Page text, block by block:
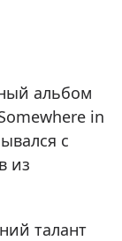
альбом
in
с
из
талант